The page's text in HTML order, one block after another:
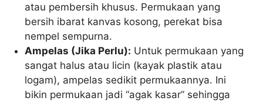
atau pembersih khusus. Permukaan yang
bersih ibarat kanvas kosong, perekat bisa
nempel sempurna.
Ampelas (Jika Perlu): Untuk permukaan yang
sangat halus atau licin (kayak plastik atau
logam), ampelas sedikit permukaannya. Ini
bikin permukaan jadi “agak kasar” sehingga